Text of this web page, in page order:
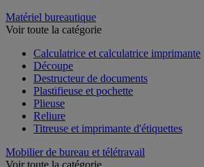
Matériel bureautique
Voir toute la catégorie
Calculatrice et calculatrice imprimante
Découpe
Destructeur de documents
Plastifieuse et pochette
Plieuse
Reliure
Titreuse et imprimante d'étiquettes
Mobilier de bureau et télétravail
Voir toute la catégorie